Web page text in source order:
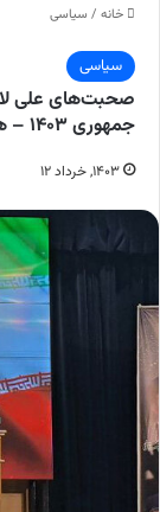
خانه / سیاسی
سیاسی
صحبت‌های علی
جمهوری ۱۴۰۳ – هشت صبح
۱۴۰۳, خرداد ۱۲